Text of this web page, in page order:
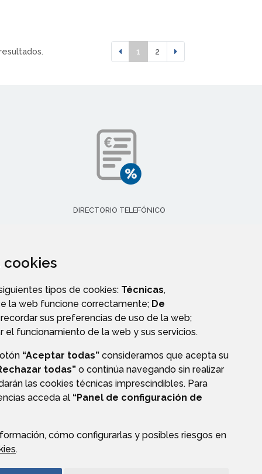
cookies
tipos de cookies: Técnicas,
la web funcione correctamente; De
sus preferencias de uso de la web;
el funcionamiento de la web y sus servicios.
“Aceptar todas” consideramos que acepta su
todas” o continúa navegando sin realizar
las cookies técnicas imprescindibles. Para
acceda al “Panel de configuración de
cómo configurarlas y posibles riesgos en
.
1 2
DIRECTORIO TELEFÓNICO
DE DATOS ACCESIBILIDAD POLÍTICA DE COOKIES